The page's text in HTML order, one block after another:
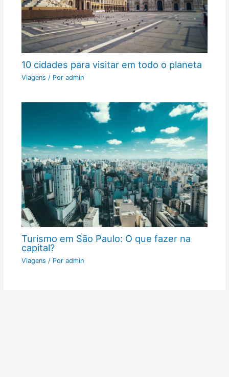
10 cidades para visitar em todo o planeta
Viagens / Por admin
Turismo em São Paulo: O que fazer na
capital?
Viagens / Por admin